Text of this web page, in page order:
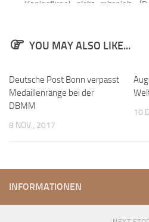
YOU MAY ALSO LIKE...
Deutsche Post Bonn verpasst
Medaillenränge bei der
DBMM
8 NOV., 2017
10
INFORMATIONEN